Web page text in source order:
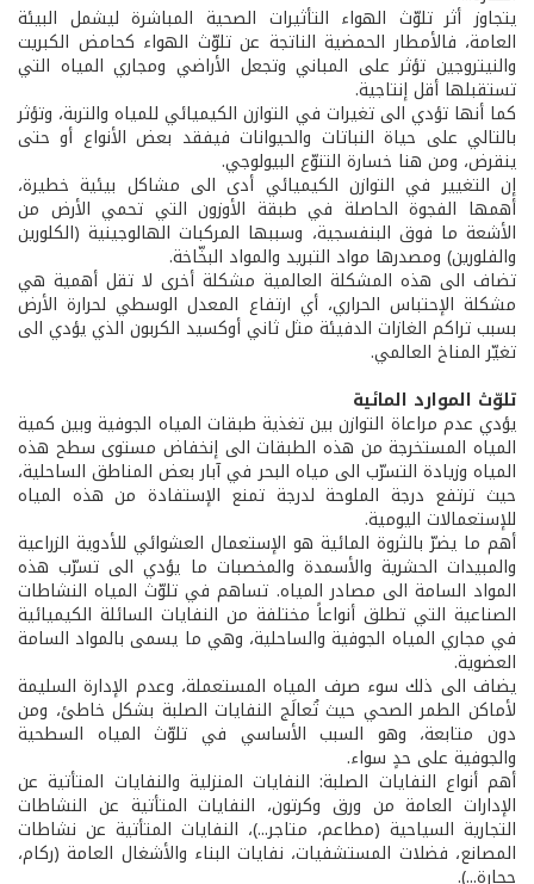
يتجاوز أثر تلوّث الهواء التأثيرات الصحية المباشرة ليشمل البيئة
العامة، فالأمطار الحمضية الناتجة عن تلوّث الهواء كحامض الكبريت
والنيتروجين تؤثر على المباني وتجعل الأراضي ومجاري المياه التي
تستقبلها أقل إنتاجية.
كما أنها تؤدي الى تغيرات في التوازن الكيميائي للمياه والتربة، وتؤثر
بالتالي على حياة النباتات والحيوانات فيفقد بعض الأنواع أو حتى
ينقرض، ومن هنا خسارة التنوّع البيولوجي.
إن التغيير في التوازن الكيميائي أدى الى مشاكل بيئية خطيرة،
أهمها الفجوة الحاصلة في طبقة الأوزون التي تحمي الأرض من
الأشعة ما فوق البنفسجية، وسببها المركبات الهالوجينية (الكلورين
والفلورين) ومصدرها مواد التبريد والمواد البخّاخة.
تضاف الى هذه المشكلة العالمية مشكلة أخرى لا تقل أهمية هي
مشكلة الإحتباس الحراري، أي ارتفاع المعدل الوسطي لحرارة الأرض
بسبب تراكم الغازات الدفيئة مثل ثاني أوكسيد الكربون الذي يؤدي الى
تغيّر المناخ العالمي.
تلوّث الموارد المائية
يؤدي عدم مراعاة التوازن بين تغذية طبقات المياه الجوفية وبين كمية
المياه المستخرجة من هذه الطبقات الى إنخفاض مستوى سطح هذه
المياه وزيادة التسرّب الى مياه البحر في آبار بعض المناطق الساحلية،
حيث ترتفع درجة الملوحة لدرجة تمنع الإستفادة من هذه المياه
للإستعمالات اليومية.
أهم ما يضرّ بالثروة المائية هو الإستعمال العشوائي للأدوية الزراعية
والمبيدات الحشرية والأسمدة والمخصبات ما يؤدي الى تسرّب هذه
المواد السامة الى مصادر المياه. تساهم في تلوّث المياه النشاطات
الصناعية التي تطلق أنواعاً مختلفة من النفايات السائلة الكيميائية
في مجاري المياه الجوفية والساحلية، وهي ما يسمى بالمواد السامة
العضوية.
يضاف الى ذلك سوء صرف المياه المستعملة، وعدم الإدارة السليمة
لأماكن الطمر الصحي حيث تُعالَج النفايات الصلبة بشكل خاطئ، ومن
دون متابعة، وهو السبب الأساسي في تلوّث المياه السطحية
والجوفية على حدٍ سواء.
أهم أنواع النفايات الصلبة: النفايات المنزلية والنفايات المتأتية عن
الإدارات العامة من ورق وكرتون، النفايات المتأتية عن النشاطات
التجارية السياحية (مطاعم، متاجر...)، النفايات المتأتية عن نشاطات
المصانع، فضلات المستشفيات، نفايات البناء والأشغال العامة (ركام،
حجارة...).